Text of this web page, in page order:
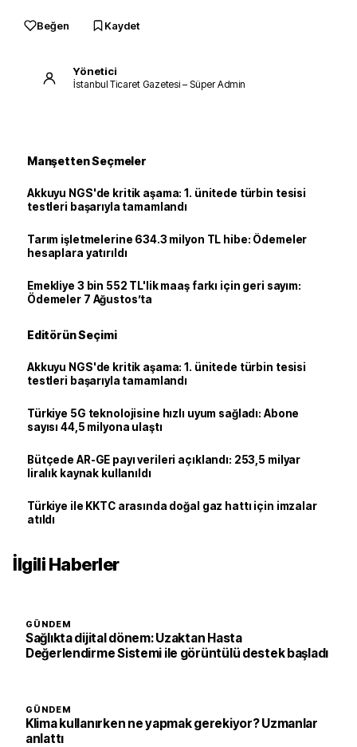
Beğen Kaydet
Yönetici
İstanbul Ticaret Gazetesi – Süper Admin
Manşetten Seçmeler
Akkuyu NGS'de kritik aşama: 1. ünitede türbin tesisi
testleri başarıyla tamamlandı
Tarım işletmelerine 634.3 milyon TL hibe: Ödemeler
hesaplara yatırıldı
Emekliye 3 bin 552 TL'lik maaş farkı için geri sayım:
Ödemeler 7 Ağustos’ta
Editörün Seçimi
Akkuyu NGS'de kritik aşama: 1. ünitede türbin tesisi
testleri başarıyla tamamlandı
Türkiye 5G teknolojisine hızlı uyum sağladı: Abone
sayısı 44,5 milyona ulaştı
Bütçede AR-GE payı verileri açıklandı: 253,5 milyar
liralık kaynak kullanıldı
Türkiye ile KKTC arasında doğal gaz hattı için imzalar
atıldı
İlgili Haberler
GÜNDEM
Sağlıkta dijital dönem: Uzaktan Hasta
Değerlendirme Sistemi ile görüntülü destek başladı
GÜNDEM
Klima kullanırken ne yapmak gerekiyor? Uzmanlar
anlattı